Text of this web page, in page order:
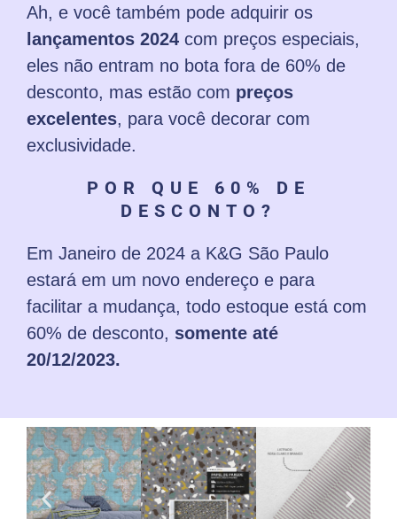
Ah, e você também pode adquirir os
lançamentos 2024 com preços especiais,
eles não entram no bota fora de 60% de
desconto, mas estão com preços
excelentes, para você decorar com
exclusividade.
POR QUE 60% DE
DESCONTO?
Em Janeiro de 2024 a K&G São Paulo
estará em um novo endereço e para
facilitar a mudança, todo estoque está com
60% de desconto, somente até
20/12/2023.